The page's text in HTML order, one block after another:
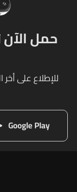
للإطلاع على أخر
Google Play